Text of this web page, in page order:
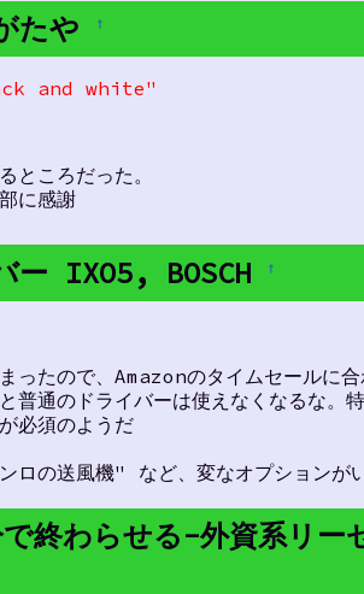
たや †
and white"
ところだった。
に感謝
ー IXO5, BOSCH †
ったので、Amazonのタイムセールに合
普通のドライバーは使えなくなるな。
必須のようだ
の送風機" など、変なオプションが
終わらせる-外資系リー